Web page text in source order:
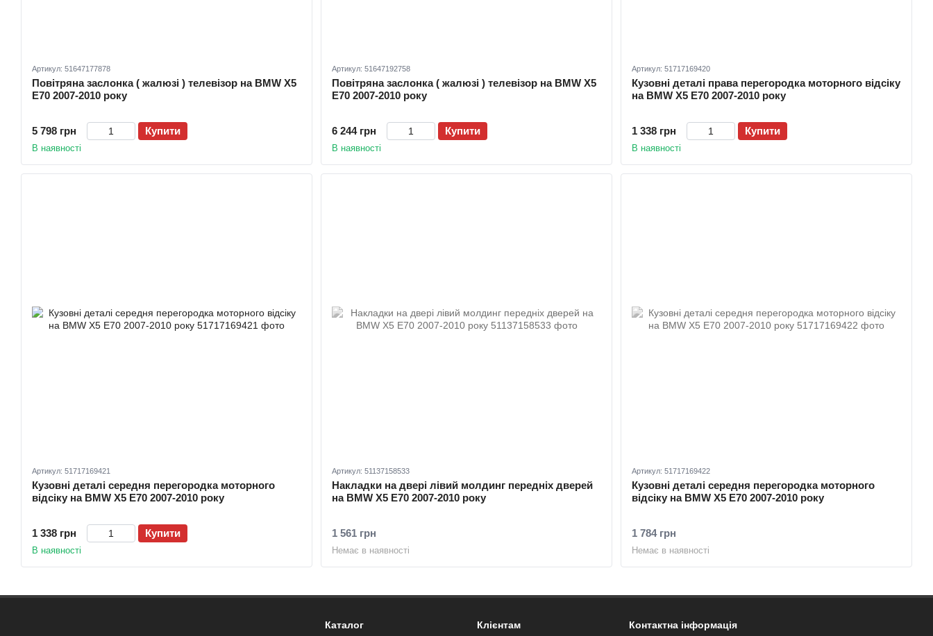
Артикул: 51647177878
Повітряна заслонка ( жалюзі ) телевізор на BMW X5
E70 2007-2010 року
5 798 грн Купити
В наявності
Артикул: 51647192758
Повітряна заслонка ( жалюзі ) телевізор на BMW X5
E70 2007-2010 року
6 244 грн Купити
В наявності
Артикул: 51717169420
Кузовні деталі права перегородка моторного відсіку
на BMW X5 E70 2007-2010 року
1 338 грн Купити
В наявності
Артикул: 51717169421
Кузовні деталі середня перегородка моторного
відсіку на BMW X5 E70 2007-2010 року
1 338 грн Купити
В наявності
Артикул: 51137158533
Накладки на двері лівий молдинг передніх дверей
на BMW X5 E70 2007-2010 року
1 561 грн
Немає в наявності
Артикул: 51717169422
Кузовні деталі середня перегородка моторного
відсіку на BMW X5 E70 2007-2010 року
1 784 грн
Немає в наявності
Каталог Клієнтам Контактна інформація